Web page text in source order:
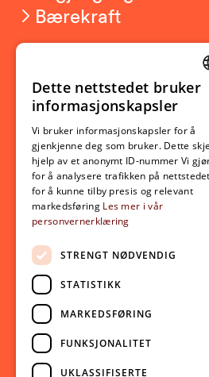
Bærekraft
Ny student
Utveksling
Opptak
Lov- og regelverk
Aktuelt
Nyheter
Arrangementer
Nyhetsbrev
Ledige stillinger
Følg oss på sosiale
Facebook
Instagram
Dette nettstedet bruker
informasjonskapsler
Vi bruker informasjonskapsler for å
gjenkjenne deg som bruker. Dette
hjelp av et anonymt ID-nummer Vi
for å analysere trafikken på
for å kunne tilby presis og relevant
markedsføring Les mer i vår
personvernerklæring
STRENGT NØDVENDIG
STATISTIKK
MARKEDSFØRING
FUNKSJONALITET
UKLASSIFISERTE